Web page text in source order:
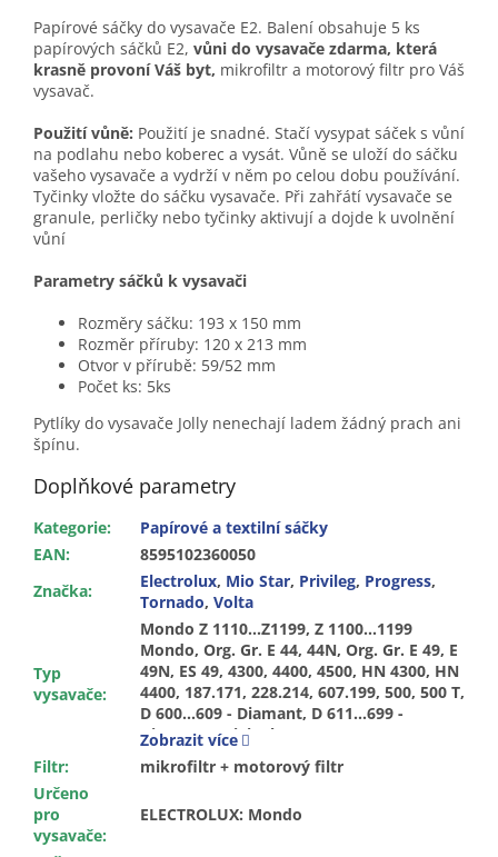
Papírové sáčky do vysavače E2. Balení obsahuje 5 ks
papírových sáčků E2, vůni do vysavače zdarma, která
krasně provoní Váš byt, mikrofiltr a motorový filtr pro Váš
vysavač.
Použití vůně: Použití je snadné. Stačí vysypat sáček s vůní
na podlahu nebo koberec a vysát. Vůně se uloží do sáčku
vašeho vysavače a vydrží v něm po celou dobu používání.
Tyčinky vložte do sáčku vysavače. Při zahřátí vysavače se
granule, perličky nebo tyčinky aktivují a dojde k uvolnění
vůní
Parametry sáčků k vysavači
Rozměry sáčku: 193 x 150 mm
Rozměr příruby: 120 x 213 mm
Otvor v přírubě: 59/52 mm
Počet ks: 5ks
Pytlíky do vysavače Jolly nenechají ladem žádný prach ani
špínu.
Doplňkové parametry
Kategorie:
Papírové a textilní sáčky
EAN:
8595102360050
Značka: Electrolux, Mio Star, Privileg, Progress,
Tornado, Volta
Typ
vysavače:
Mondo Z 1110...Z1199, Z 1100...1199
Mondo, Org. Gr. E 44, 44N, Org. Gr. E 49, E
49N, ES 49, 4300, 4400, 4500, HN 4300, HN
4400, 187.171, 228.214, 607.199, 500, 500 T,
D 600...609 - Diamant, D 611...699 -
Diamant, Original P 57, P 57, V 27, E49,
Elyps Serie, E49, TO 1140…1142 4x4, Elyps
Serie, Harmony, Quatro, U 1110...1131
Zobrazit více
Filtr:
mikrofiltr + motorový filtr
Určeno
pro
vysavače:
ELECTROLUX: Mondo